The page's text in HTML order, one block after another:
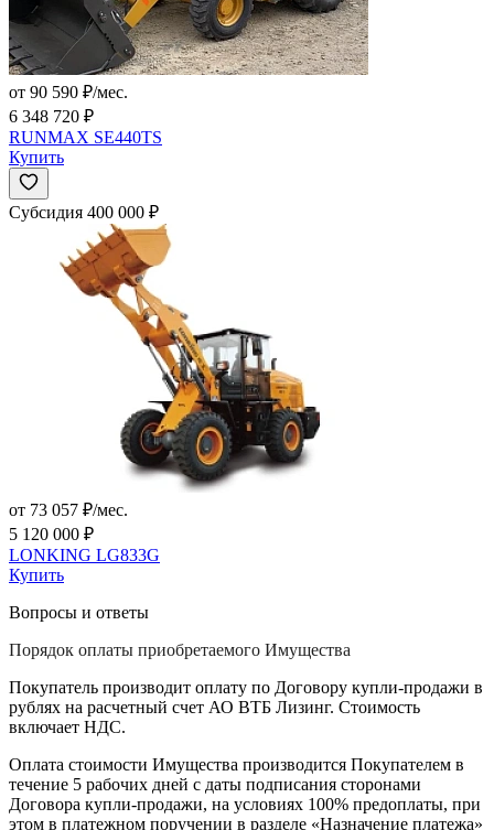
от 90 590 ₽/мес.
6 348 720 ₽
RUNMAX SE440TS
Купить
Субсидия 400 000 ₽
от 73 057 ₽/мес.
5 120 000 ₽
LONKING LG833G
Купить
Вопросы и ответы
Порядок оплаты приобретаемого Имущества
Покупатель производит оплату по Договору купли-продажи в
рублях на расчетный счет АО ВТБ Лизинг. Стоимость
включает НДС.
Оплата стоимости Имущества производится Покупателем в
течение 5 рабочих дней с даты подписания сторонами
Договора купли-продажи, на условиях 100% предоплаты, при
этом в платежном поручении в разделе «Назначение платежа»